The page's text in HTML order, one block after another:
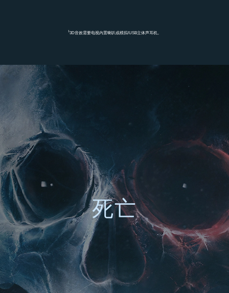
13D音效需要电视内置喇叭或模拟/USB立体声耳机。
死亡